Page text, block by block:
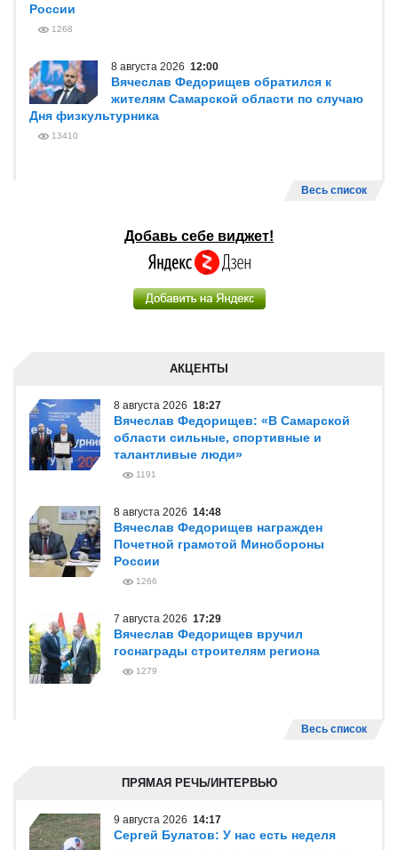
России
1268
8 августа 2026 12:00
Вячеслав Федорищев обратился к
жителям Самарской области по случаю
Дня физкультурника
13410
Весь список
Добавь себе виджет!
АКЦЕНТЫ
8 августа 2026 18:27
Вячеслав Федорищев: «В Самарской
области сильные, спортивные и
талантливые люди»
1191
8 августа 2026 14:48
Вячеслав Федорищев награжден
Почетной грамотой Минобороны
России
1266
7 августа 2026 17:29
Вячеслав Федорищев вручил
госнаграды строителям региона
1279
Весь список
ПРЯМАЯ РЕЧЬ/ИНТЕРВЬЮ
9 августа 2026 14:17
Сергей Булатов: У нас есть неделя